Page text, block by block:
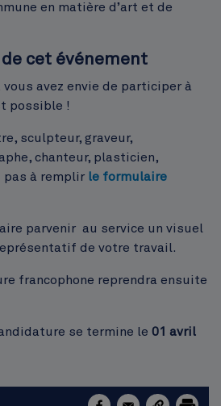
en matière d’art et de
cet événement
avez envie de participer à
possible !
sculpteur, graveur,
chanteur, plasticien,
pas à remplir le formulaire
parvenir au service un visuel
de votre travail.
francophone reprendra ensuite
se termine le 01 avril